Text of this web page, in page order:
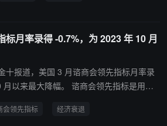
标月率录得 -0.7%，为 2023 年 10 月
十报道，美国 3 月谘商会领先指标月率录
。 谘商会领先指标是用于
项经济变量，通过综合数据反映未来 3-6
会领先指标 经济衰退